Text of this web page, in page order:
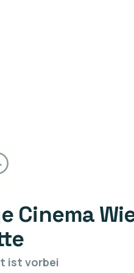
Cinema
ist vorbei